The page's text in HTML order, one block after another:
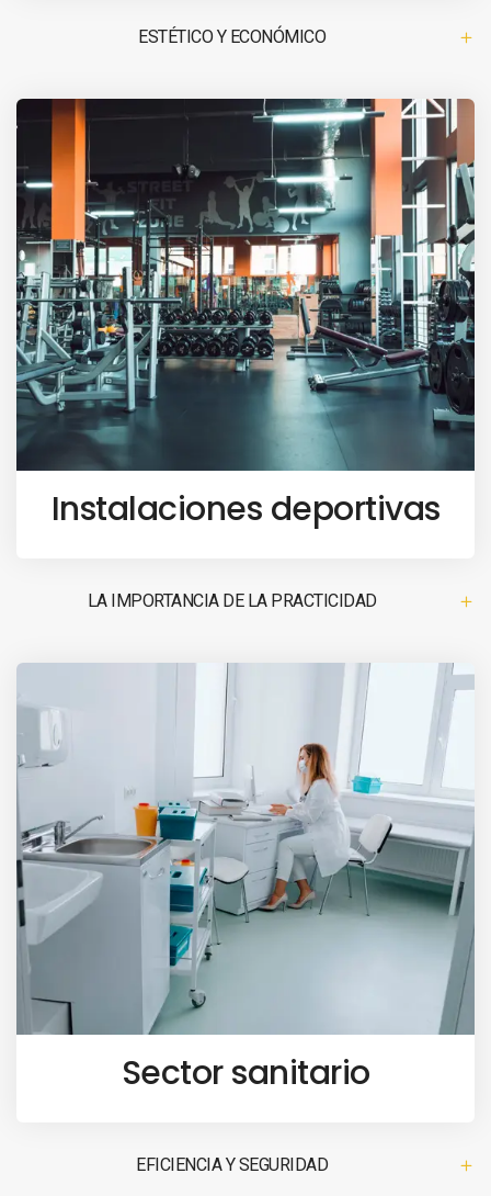
ESTÉTICO Y ECONÓMICO
Instalaciones deportivas
LA IMPORTANCIA DE LA PRACTICIDAD
Sector sanitario
EFICIENCIA Y SEGURIDAD